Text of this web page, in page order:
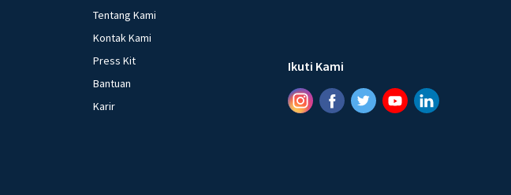
Tentang Kami
Kontak Kami
Press Kit
Bantuan
Karir
Ikuti Kami